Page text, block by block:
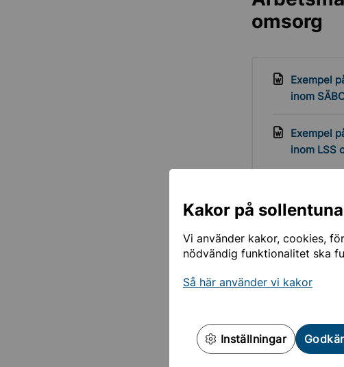
Kakor på
Vi använder kakor, cookies,
nödvändig funktionalitet ska
Så här använder vi kakor
Inställningar
omsorg
Exempel
inom
Exempel
inom LSS
Särskilda
personal